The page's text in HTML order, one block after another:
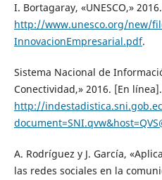
I. Bortagaray, «UNESCO,»
http://www.unesco.org/new/
InnovacionEmpresarial.pdf.
Sistema Nacional de
Conectividad,» 2016. [En
http://
A. Rodríguez y J. García,
las redes sociales en la